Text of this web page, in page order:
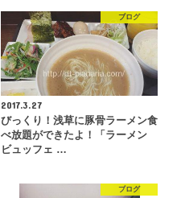
ブログ
2017.3.27
びっくり！浅草に豚骨ラーメン食
べ放題ができたよ！「ラーメン
ビュッフェ …
ブログ